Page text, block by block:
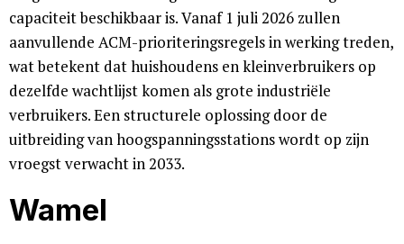
capaciteit beschikbaar is. Vanaf 1 juli 2026 zullen
aanvullende ACM-prioriteringsregels in werking treden,
wat betekent dat huishoudens en kleinverbruikers op
dezelfde wachtlijst komen als grote industriële
verbruikers. Een structurele oplossing door de
uitbreiding van hoogspanningsstations wordt op zijn
vroegst verwacht in 2033.
Wamel